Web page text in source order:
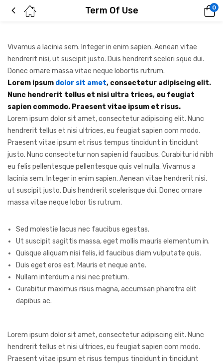
Term Of Use 0
Vivamus a lacinia sem. Integer in enim sapien. Aenean vitae
hendrerit nisi, ut suscipit justo. Duis hendrerit sceleri sque dui.
Donec ornare massa vitae neque lobortis rutrum.
Lorem ipsum dolor sit amet, consectetur adipiscing elit.
Nunc hendrerit tellus et nisi ultra trices, eu feugiat
sapien commodo. Praesent vitae ipsum et risus.
Lorem ipsum dolor sit amet, consectetur adipiscing elit. Nunc
hendrerit tellus et nisi ultrices, eu feugiat sapien com modo.
Praesent vitae ipsum et risus tempus tincidunt in tincidunt
justo. Nunc consectetur non sapien id faucibus. Curabitur id nibh
eu felis pellentesque pellentesque quis vel nulla. Vivamus a
lacinia sem. Integer in enim sapien. Aenean vitae hendrerit nisi,
ut suscipit justo. Duis hendrerit scelerisque dui. Donec ornare
massa vitae neque lobor tis rutrum.
Sed molestie lacus nec faucibus egestas.
Ut suscipit sagittis massa, eget mollis mauris elementum in.
Quisque aliquam nisi felis, id faucibus diam vulputate quis.
Duis eget eros est. Mauris et neque ante.
Nullam interdum a nisi nec pretium.
Curabitur maximus risus magna, accumsan pharetra elit
dapibus ac.
Lorem ipsum dolor sit amet, consectetur adipiscing elit. Nunc
hendrerit tellus et nisi ultrices, eu feugiat sapien com modo.
Praesent vitae ipsum et risus tempus tincidunt in tincidunt